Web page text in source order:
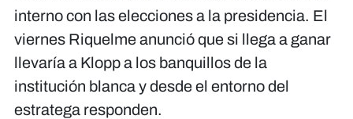
interno con las elecciones a la presidencia. El
viernes Riquelme anunció que si llega a ganar
llevaría a Klopp a los banquillos de la
institución blanca y desde el entorno del
estratega responden.